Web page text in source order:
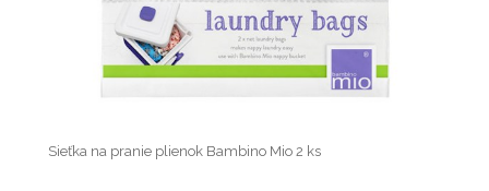
Sieťka na pranie plienok Bambino Mio 2 ks